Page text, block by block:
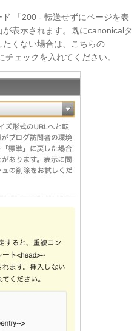
「200 - 転送せずにページを表
表示されます。既にcanonicalタ
くない場合は、こちらの
チェックを入れてください。